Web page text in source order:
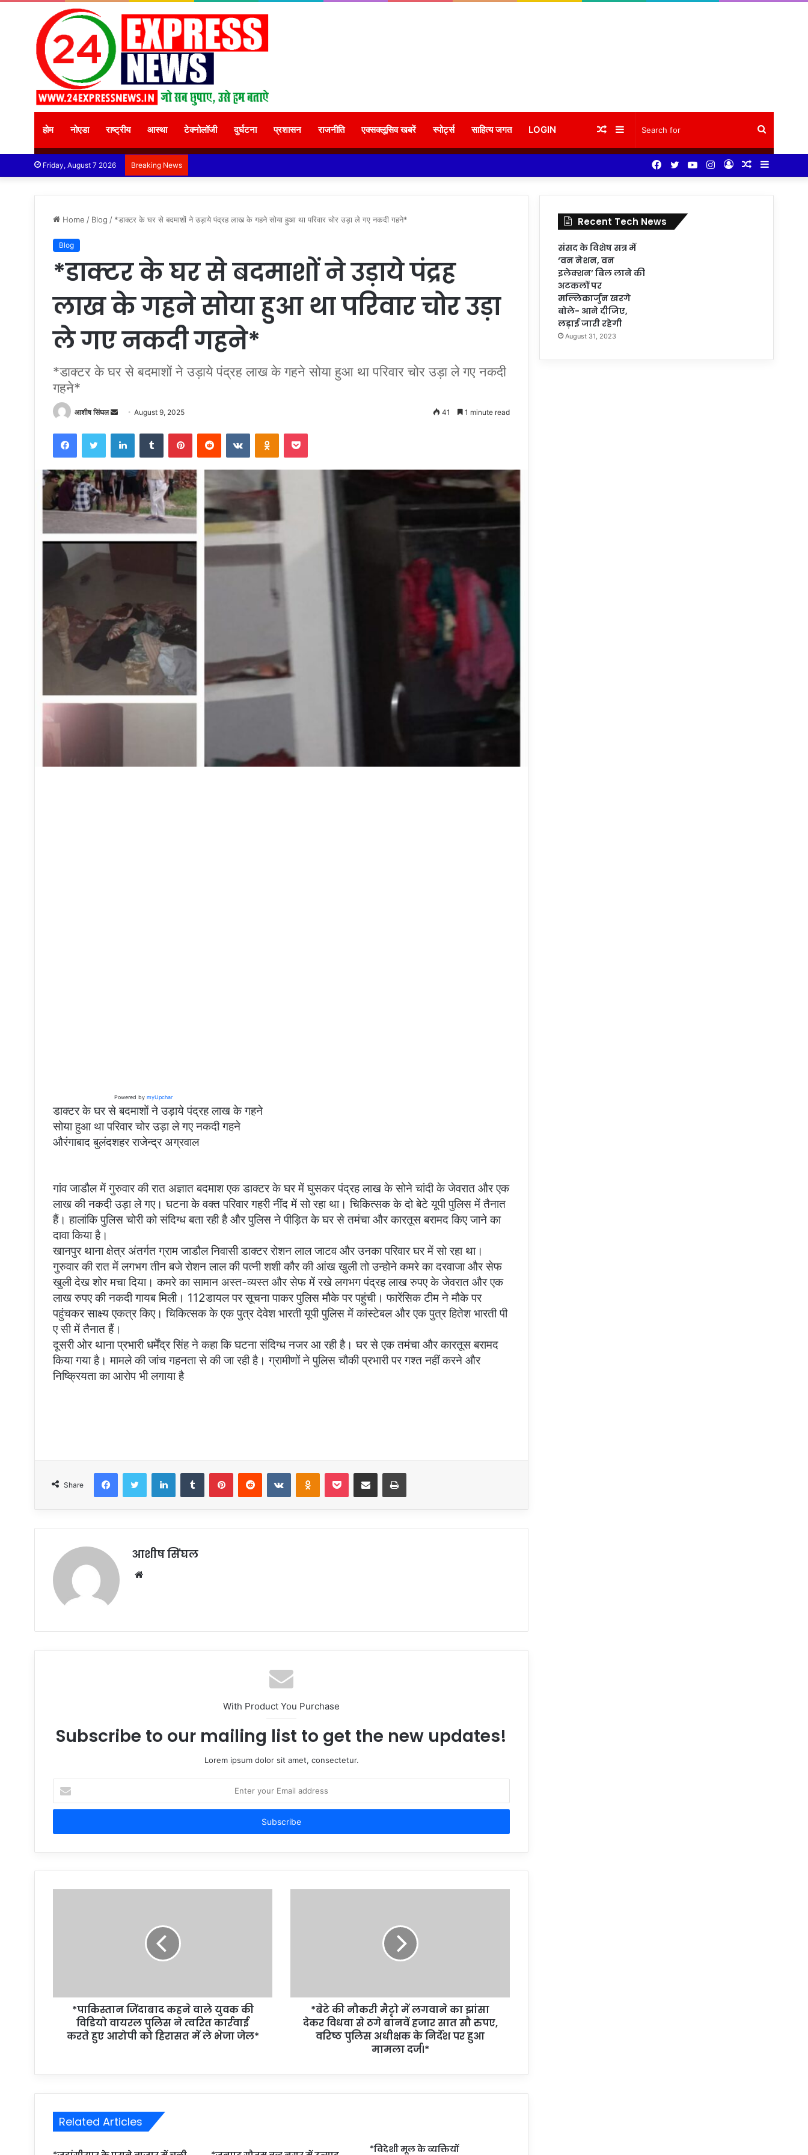
होम नोएडा राष्ट्रीय आस्था टेक्नोलॉजी दुर्घटना प्रशासन राजनीति एक्सक्लूसिव खबरें स्पोर्ट्स साहित्य जगत LOGIN Search
for
Sidebar
Random
Friday, August 7 2026 Breaking News Sidebar
Random
Log
Instagram
YouTube
Twitter
Facebook
Home / Blog / *डाक्टर के घर से बदमाशों ने उड़ाये पंद्रह लाख के गहने सोया हुआ था परिवार चोर उड़ा ले गए नकदी गहने*
Blog
*डाक्टर के घर से बदमाशों ने उड़ाये पंद्रह
लाख के गहने सोया हुआ था परिवार चोर उड़ा
ले गए नकदी गहने*
*डाक्टर के घर से बदमाशों ने उड़ाये पंद्रह लाख के गहने सोया हुआ था परिवार चोर उड़ा ले गए नकदी
गहने*
आशीष सिंघल
Send
email
August 9, 2025 41 1 minute read
FacebookTwitter LinkedInTumblr PinterestReddit VKontakteOdnoklassniki
Pocket
Powered bymyUpchar
डाक्टर के घर से बदमाशों ने उड़ाये पंद्रह लाख के गहने
सोया हुआ था परिवार चोर उड़ा ले गए नकदी गहने
औरंगाबाद बुलंदशहर राजेन्द्र अग्रवाल
गांव जाडौल में गुरुवार की रात अज्ञात बदमाश एक डाक्टर के घर में घुसकर पंद्रह लाख के सोने चांदी के जेवरात और एक
लाख की नकदी उड़ा ले गए। घटना के वक्त परिवार गहरी नींद में सो रहा था। चिकित्सक के दो बेटे यूपी पुलिस में तैनात
हैं। हालांकि पुलिस चोरी को संदिग्ध बता रही है और पुलिस ने पीड़ित के घर से तमंचा और कारतूस बरामद किए जाने का
दावा किया है।
खानपुर थाना क्षेत्र अंतर्गत ग्राम जाडौल निवासी डाक्टर रोशन लाल जाटव और उनका परिवार घर में सो रहा था।
गुरुवार की रात में लगभग तीन बजे रोशन लाल की पत्नी शशी कौर की आंख खुली तो उन्होने कमरे का दरवाजा और सेफ
खुली देख शोर मचा दिया। कमरे का सामान अस्त-व्यस्त और सेफ में रखे लगभग पंद्रह लाख रुपए के जेवरात और एक
लाख रुपए की नकदी गायब मिली। 112डायल पर सूचना पाकर पुलिस मौके पर पहुंची। फारेंसिक टीम ने मौके पर
पहुंचकर साक्ष्य एकत्र किए। चिकित्सक के एक पुत्र देवेश भारती यूपी पुलिस में कांस्टेबल और एक पुत्र हितेश भारती पी
ए सी में तैनात हैं।
दूसरी ओर थाना प्रभारी धर्मेंद्र सिंह ने कहा कि घटना संदिग्ध नजर आ रही है। घर से एक तमंचा और कारतूस बरामद
किया गया है। मामले की जांच गहनता से की जा रही है। ग्रामीणों ने पुलिस चौकी प्रभारी पर गश्त नहीं करने और
निष्क्रियता का आरोप भी लगाया है
Share
FacebookTwitter LinkedInTumblr PinterestReddit VKontakteOdnoklassniki
Pocket Share via Email Print
आशीष सिंघल
Website
With Product You Purchase
Subscribe to our mailing list to get the new updates!
Lorem ipsum dolor sit amet, consectetur.
your
Email
*पाकिस्तान जिंदाबाद कहने वाले युवक की
विडियो वायरल पुलिस ने त्वरित कार्रवाई
करते हुए आरोपी को हिरासत में ले भेजा जेल*
*बेटे की नौकरी मैटृो में लगवाने का झांसा
देकर विधवा से ठगे बानवें हजार सात सौ रुपए,
वरिष्ठ पुलिस अधीक्षक के निर्देश पर हुआ
मामला दर्ज।*
Related Articles
*विदेशी मूल के व्यक्तियों
Recent Tech News
संसद के विशेष सत्र में
‘वन नेशन, वन
इलेक्शन’ बिल लाने की
अटकलों पर
मल्लिकार्जुन खरगे
बोले- आने दीजिए,
लड़ाई जारी रहेगी
August 31, 2023